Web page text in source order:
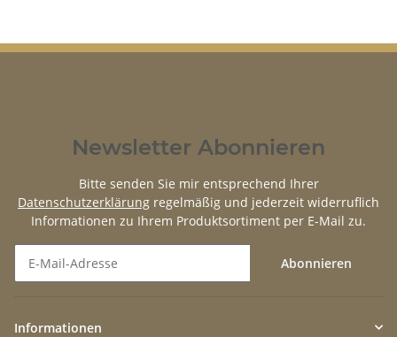
Newsletter Abonnieren
Bitte senden Sie mir entsprechend Ihrer
Datenschutzerklärung regelmäßig und jederzeit widerruflich
Informationen zu Ihrem Produktsortiment per E-Mail zu.
Abonnieren
Informationen